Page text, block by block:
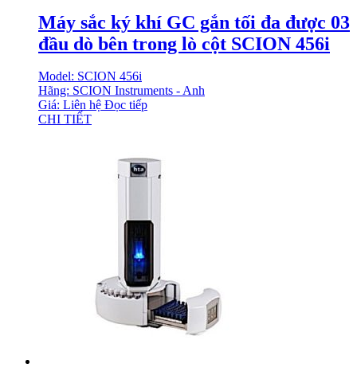
Máy sắc ký khí GC gắn tối đa được 03
đầu dò bên trong lò cột SCION 456i
Model: SCION 456i
Hãng: SCION Instruments - Anh
Giá: Liên hệ Đọc tiếp
CHI TIẾT